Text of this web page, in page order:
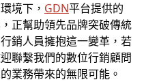
境下， GDN平台提供的
正幫助領先品牌突破傳統
銷人員擁抱這一變革，若
聯繫我們的數位行銷顧問
業務帶來的無限可能。